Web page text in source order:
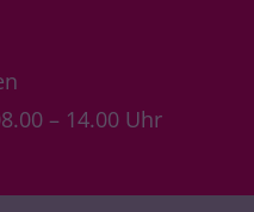
– 14.00 Uhr